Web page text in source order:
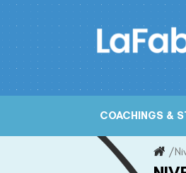
Skip
to
COACHINGS &
/